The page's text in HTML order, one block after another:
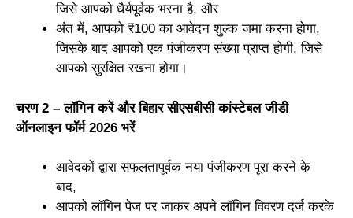
जिसे आपको धैर्यपूर्वक भरना है, और
अंत में, आपको ₹100 का आवेदन शुल्क जमा करना होगा,
जिसके बाद आपको एक पंजीकरण संख्या प्राप्त होगी, जिसे
आपको सुरक्षित रखना होगा।
चरण 2 – लॉगिन करें और बिहार सीएसबीसी कांस्टेबल जीडी
ऑनलाइन फॉर्म 2026 भरें
आवेदकों द्वारा सफलतापूर्वक नया पंजीकरण पूरा करने के
बाद,
आपको लॉगिन पेज पर जाकर अपने लॉगिन विवरण दर्ज करके